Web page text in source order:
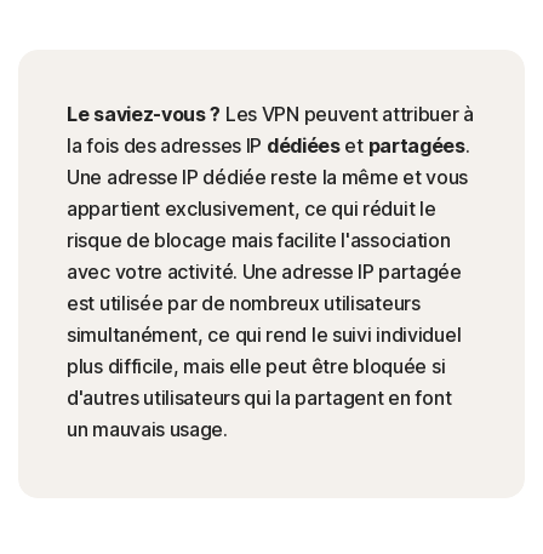
Le saviez-vous ? Les VPN peuvent attribuer à
la fois des adresses IP dédiéeset partagées.
Une adresse IP dédiée reste la même et vous
appartient exclusivement, ce qui réduit le
risque de blocage mais facilite l'association
avec votre activité. Une adresse IP partagée
est utilisée par de nombreux utilisateurs
simultanément, ce qui rend le suivi individuel
plus difficile, mais elle peut être bloquée si
d'autres utilisateurs qui la partagent en font
un mauvais usage.